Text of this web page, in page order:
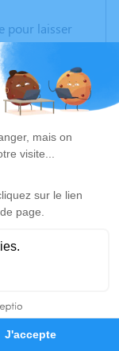
Hommages
pour laisser
souvenirs, une
des
lieu
de Rémy
est
hommage